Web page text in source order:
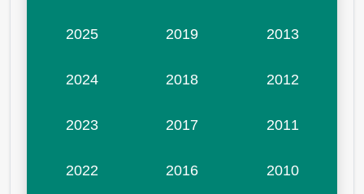
2025
2024
2023
2022
2019
2018
2017
2016
2013
2012
2011
2010